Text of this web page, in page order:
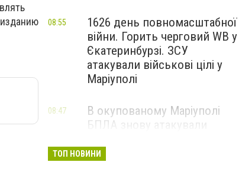
1626 день повномасштабної
війни. Горить черговий WB у
Єкатеринбурзі. ЗСУ
атакували військові цілі у
Маріуполі
08:55
В окупованому Маріуполі
БПЛА знову атакували
— ВІДЕО
08:47
ТОП НОВИНИ